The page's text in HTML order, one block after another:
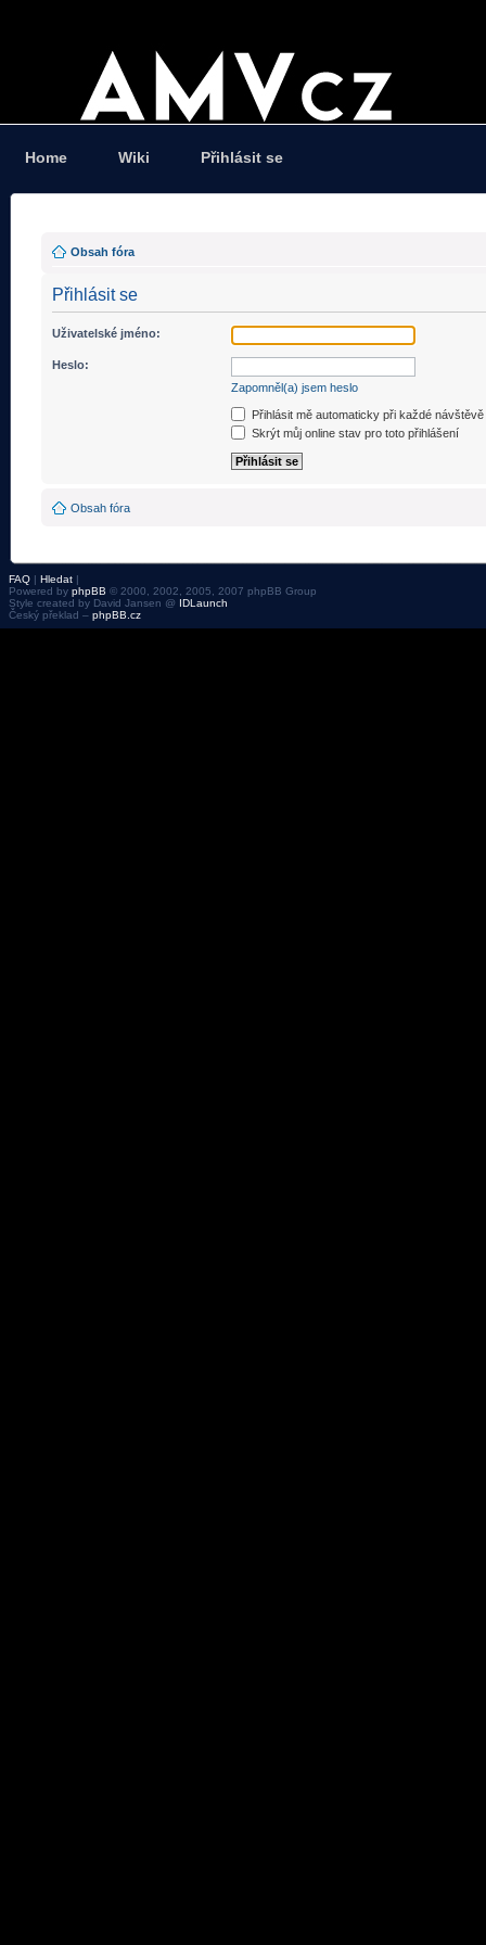
Home Wiki Přihlásit se
Obsah fóra
Přihlásit se
Uživatelské jméno:
Heslo:
Zapomněl(a) jsem heslo
Přihlásit mě automaticky při každé návštěvě
Skrýt můj online stav pro toto přihlášení
Obsah fóra
FAQ | Hledat |
Powered by phpBB © 2000, 2002, 2005, 2007 phpBB Group
Style created by David Jansen @ IDLaunch
Český překlad – phpBB.cz